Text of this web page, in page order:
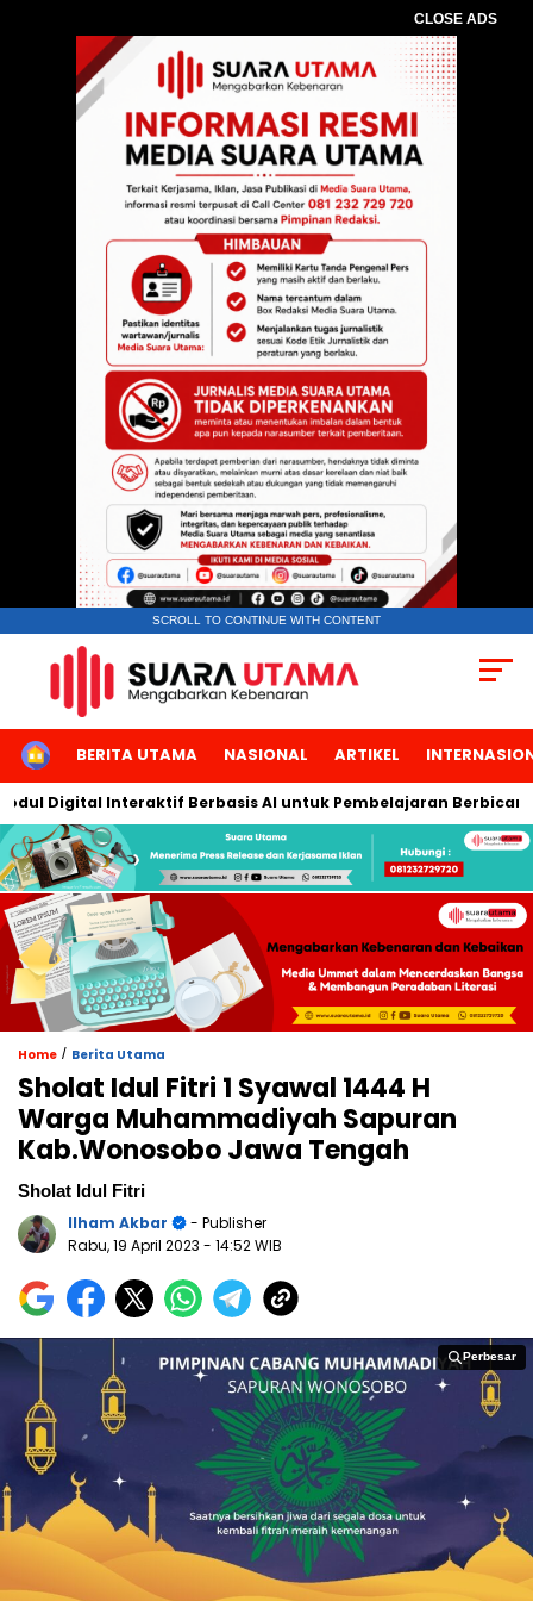
CLOSE ADS
SCROLL TO CONTINUE WITH CONTENT
HOMEBERITA UTAMA NASIONAL ARTIKEL
Interaktif Berbasis AI untuk Pembelajaran Berbicara Bahasa
Home / Berita Utama
Sholat Idul Fitri 1 Syawal 1444 H
Warga Muhammadiyah Sapuran
Kab.Wonosobo Jawa Tengah
Sholat Idul Fitri
Ilham Akbar
- Publisher
Rabu, 19 April 2023 - 14:52 WIB
Perbesar
Perbesar